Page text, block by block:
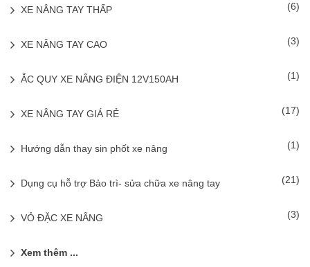
XE NÂNG TAY THẤP (6)
XE NÂNG TAY CAO (3)
ẮC QUY XE NÂNG ĐIỆN 12V150AH (1)
XE NÂNG TAY GIÁ RẺ (17)
Hướng dẫn thay sin phốt xe nâng (1)
Dụng cụ hỗ trợ Bảo trì- sửa chữa xe nâng tay (21)
VỎ ĐẶC XE NÂNG (3)
Xem thêm ...